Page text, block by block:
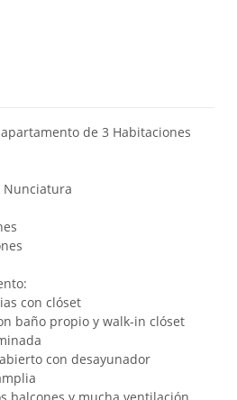
de 3 Habitaciones
Nunciatura
con clóset
baño propio y walk-in clóset
con desayunador